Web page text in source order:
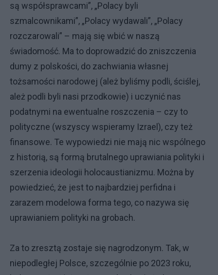
są współsprawcami”, „Polacy byli
szmalcownikami”, „Polacy wydawali”, „Polacy
rozczarowali” – mają się wbić w naszą
świadomość. Ma to doprowadzić do zniszczenia
dumy z polskości, do zachwiania własnej
tożsamości narodowej (ależ byliśmy podli, ściślej,
ależ podli byli nasi przodkowie) i uczynić nas
podatnymi na ewentualne roszczenia – czy to
polityczne (wszyscy wspieramy Izrael), czy też
finansowe. Te wypowiedzi nie mają nic wspólnego
z historią, są formą brutalnego uprawiania polityki i
szerzenia ideologii holocaustianizmu. Można by
powiedzieć, że jest to najbardziej perfidna i
zarazem modelowa forma tego, co nazywa się
uprawianiem polityki na grobach.
Za to zresztą zostaje się nagrodzonym. Tak, w
niepodległej Polsce, szczególnie po 2023 roku,